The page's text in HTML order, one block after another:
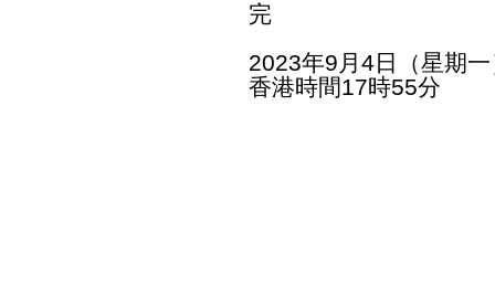
完
2023年9月4日（星期
香港時間17時55分